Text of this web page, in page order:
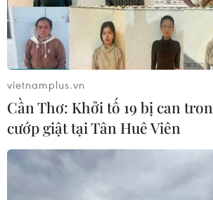
vietnamplus.vn
Cần Thơ: Khởi tố 19 bị can
cướp giật tại Tân Huê Viên